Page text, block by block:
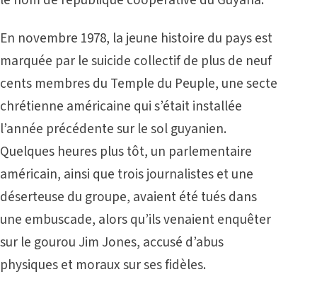
En novembre 1978, la jeune histoire du pays est
marquée par le suicide collectif de plus de neuf
cents membres du Temple du Peuple, une secte
chrétienne américaine qui s’était installée
l’année précédente sur le sol guyanien.
Quelques heures plus tôt, un parlementaire
américain, ainsi que trois journalistes et une
déserteuse du groupe, avaient été tués dans
une embuscade, alors qu’ils venaient enquêter
sur le gourou Jim Jones, accusé d’abus
physiques et moraux sur ses fidèles.